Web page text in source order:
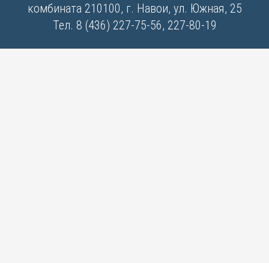
комбината 210100, г. Навои, ул. Южная, 25
Тел. 8 (436) 227-75-56, 227-80-19